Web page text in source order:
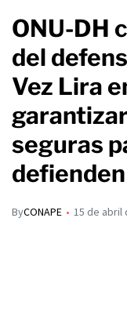
ONU-DH
del
Vez Lira
seguras
ByCONAPE 15 de abril